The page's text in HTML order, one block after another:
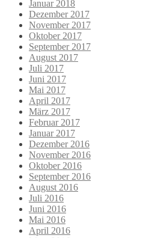
Januar 2018
Dezember 2017
November 2017
Oktober 2017
September 2017
August 2017
Juli 2017
Juni 2017
Mai 2017
April 2017
März 2017
Februar 2017
Januar 2017
Dezember 2016
November 2016
Oktober 2016
September 2016
August 2016
Juli 2016
Juni 2016
Mai 2016
April 2016